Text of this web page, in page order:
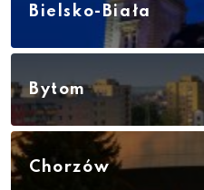
Bielsko-Biała
Bytom
Chorzów